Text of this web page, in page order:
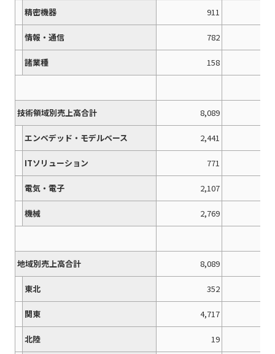
精密機器 911
情報・通信 782
諸業種 158
技術領域別売上高合計 8,089
エンベデッド・モデルベース 2,441
ITソリューション 771
電気・電子 2,107
機械 2,769
地域別売上高合計 8,089
東北 352
関東 4,717
北陸 19